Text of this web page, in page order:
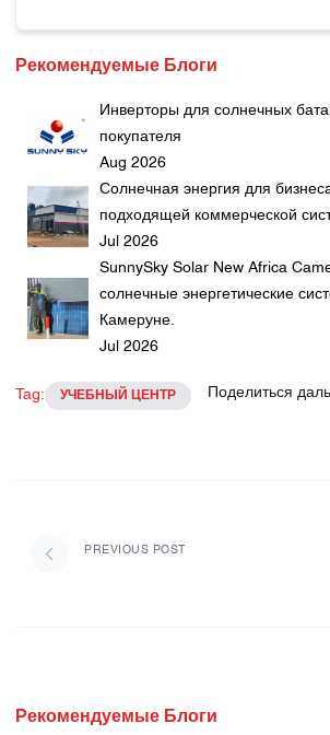
Рекомендуемые Блоги
Инверторы для солнечных
покупателя
Aug 2026
Солнечная энергия для
подходящей коммерческой
Jul 2026
SunnySky Solar New Africa
солнечные энергетические
Камеруне.
Jul 2026
Tag: УЧЕБНЫЙ ЦЕНТР Поделиться
PREVIOUS POST
Рекомендуемые Блоги